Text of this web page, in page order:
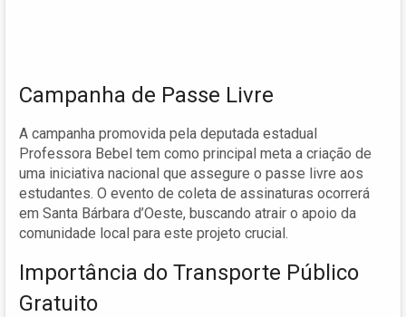
Campanha de Passe Livre
A campanha promovida pela deputada estadual
Professora Bebel tem como principal meta a criação de
uma iniciativa nacional que assegure o passe livre aos
estudantes. O evento de coleta de assinaturas ocorrerá
em Santa Bárbara d’Oeste, buscando atrair o apoio da
comunidade local para este projeto crucial.
Importância do Transporte Público
Gratuito